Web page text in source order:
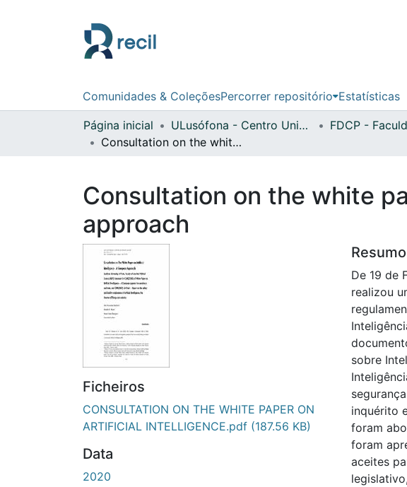
Comunidades & ColeçõesPercorrer repositório Estatísticas
Página inicial ULusófona - Centro Universitário do Porto
Consultation on the white paper on artificial intelligence : a european approach
Consultation on the white
approach
Ficheiros
CONSULTATION ON THE WHITE PAPER ON
ARTIFICIAL INTELLIGENCE.pdf (187.56 KB)
Data
2020
Resumo
De 19 de
realizou
sobre
inquérito
foram
foram
aceites